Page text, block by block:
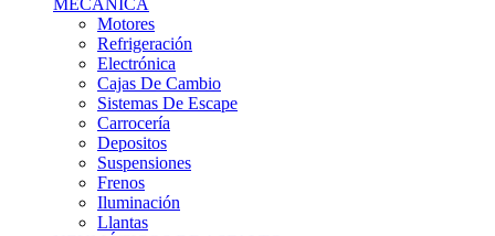
MECÁNICA
Motores
Refrigeración
Electrónica
Cajas De Cambio
Sistemas De Escape
Carrocería
Depositos
Suspensiones
Frenos
Iluminación
Llantas